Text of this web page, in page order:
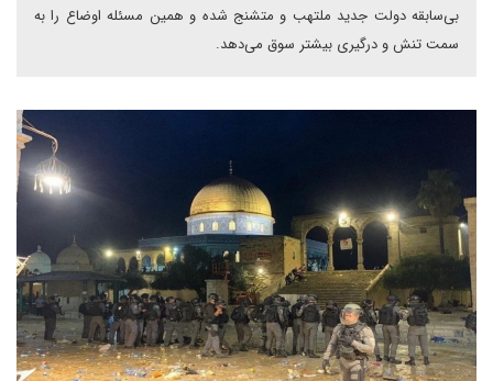
بی‌سابقه دولت جدید ملتهب و متشنج شده و همین مسئله اوضاع را به
سمت تنش و درگیری بیشتر سوق می‌دهد.